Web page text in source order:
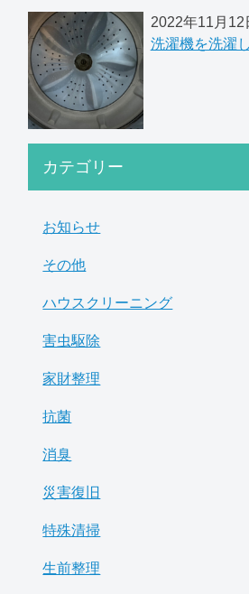
2022年11月12
洗濯機を洗濯
カテゴリー
お知らせ
その他
ハウスクリーニング
害虫駆除
家財整理
抗菌
消臭
災害復旧
特殊清掃
生前整理